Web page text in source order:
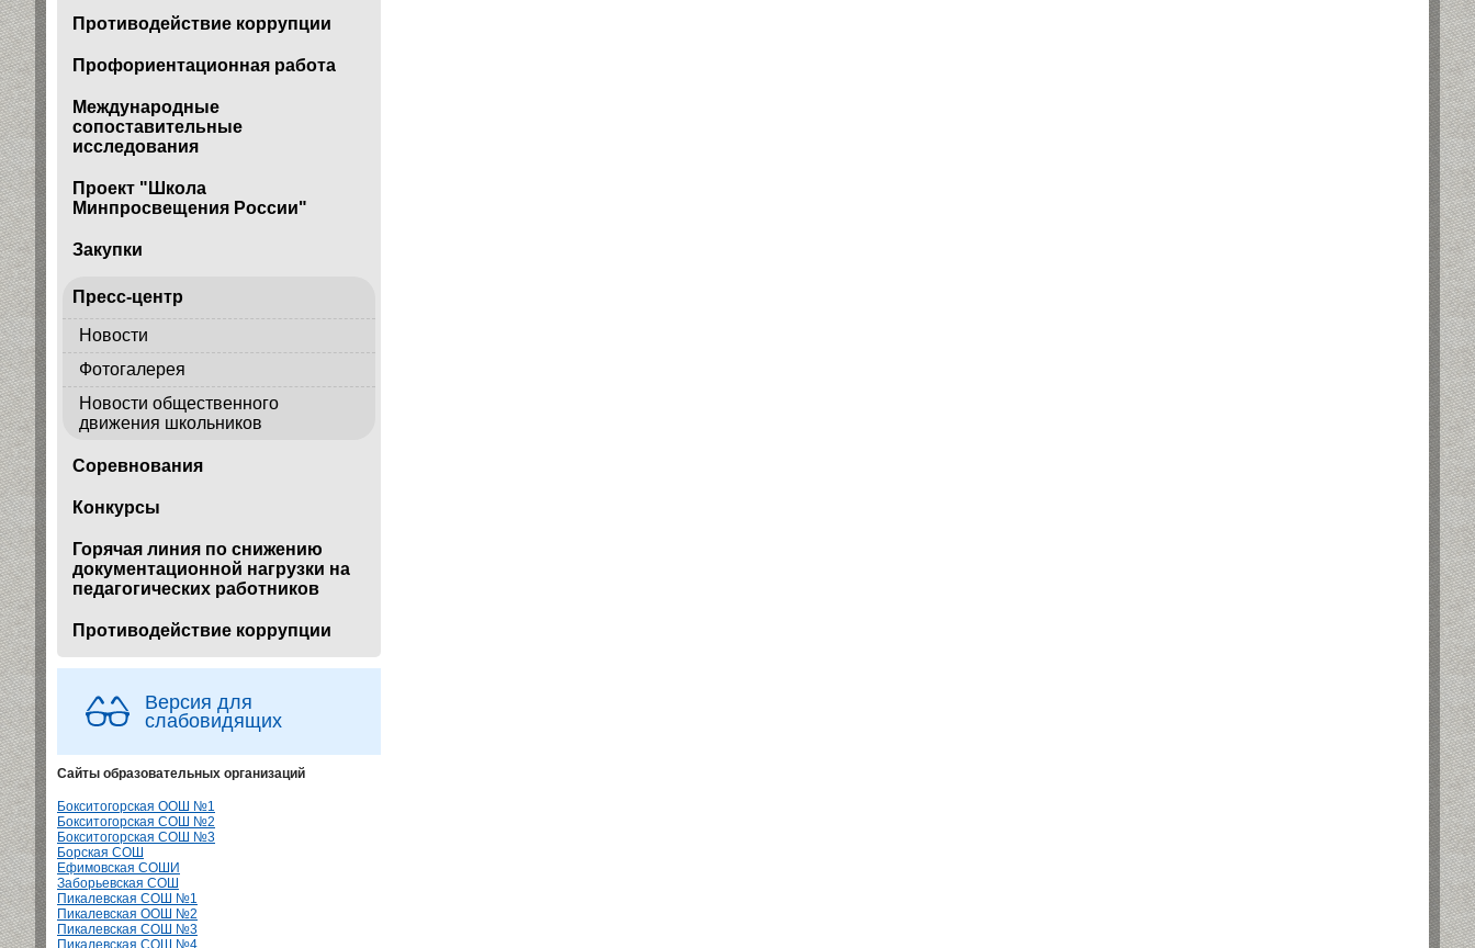
Противодействие коррупции
Профориентационная работа
Международные
сопоставительные
исследования
Проект "Школа
Минпросвещения России"
Закупки
Пресс-центр
Новости
Фотогалерея
Новости общественного
движения школьников
Соревнования
Конкурсы
Горячая линия по снижению
документационной нагрузки на
педагогических работников
Противодействие коррупции
Версия для
слабовидящих
Сайты образовательных организаций
Бокситогорская ООШ №1
Бокситогорская СОШ №2
Бокситогорская СОШ №3
Борская СОШ
Ефимовская СОШИ
Заборьевская СОШ
Пикалевская СОШ №1
Пикалевская ООШ №2
Пикалевская СОШ №3
Пикалевская СОШ №4